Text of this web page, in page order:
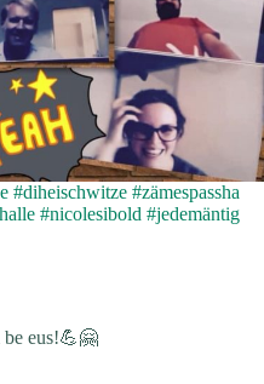
#diheischwitze #zämespassha
#nicolesibold #jedemäntig
eus!💪🤗